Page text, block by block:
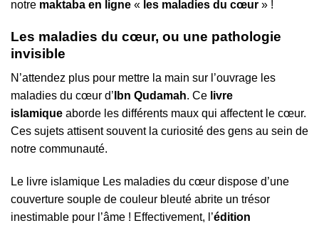
notre maktaba en ligne « les maladies du cœur » !
Les maladies du cœur, ou une pathologie
invisible
N’attendez plus pour mettre la main sur l’ouvrage les
maladies du cœur d’ Ibn Qudamah. Ce livre
islamique aborde les différents maux qui affectent le cœur.
Ces sujets attisent souvent la curiosité des gens au sein de
notre communauté.
Le livre islamique Les maladies du cœur dispose d’une
couverture souple de couleur bleuté abrite un trésor
inestimable pour l’âme ! Effectivement, l’édition